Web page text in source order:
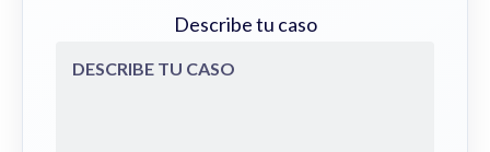
Describe tu caso